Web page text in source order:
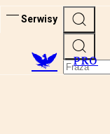
Serwisy
PRO